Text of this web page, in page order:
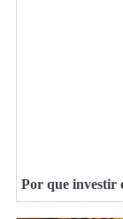
Por que investir